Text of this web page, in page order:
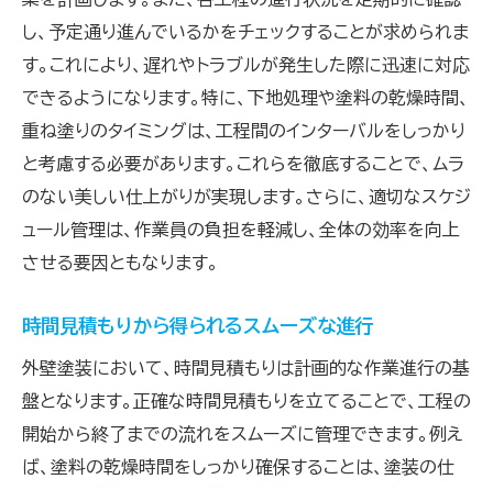
し、予定通り進んでいるかをチェックすることが求められま
す。これにより、遅れやトラブルが発生した際に迅速に対応
できるようになります。特に、下地処理や塗料の乾燥時間、
重ね塗りのタイミングは、工程間のインターバルをしっかり
と考慮する必要があります。これらを徹底することで、ムラ
のない美しい仕上がりが実現します。さらに、適切なスケジ
ュール管理は、作業員の負担を軽減し、全体の効率を向上
させる要因ともなります。
時間見積もりから得られるスムーズな進行
外壁塗装において、時間見積もりは計画的な作業進行の基
盤となります。正確な時間見積もりを立てることで、工程の
開始から終了までの流れをスムーズに管理できます。例え
ば、塗料の乾燥時間をしっかり確保することは、塗装の仕